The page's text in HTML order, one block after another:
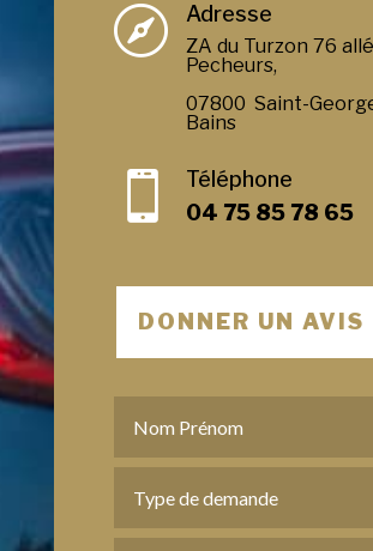
 Adresse
ZA du Turzon 76
Pecheurs,
07800 Saint-
Bains

Téléphone
04 75 85 78 65
DONNER UN AVIS